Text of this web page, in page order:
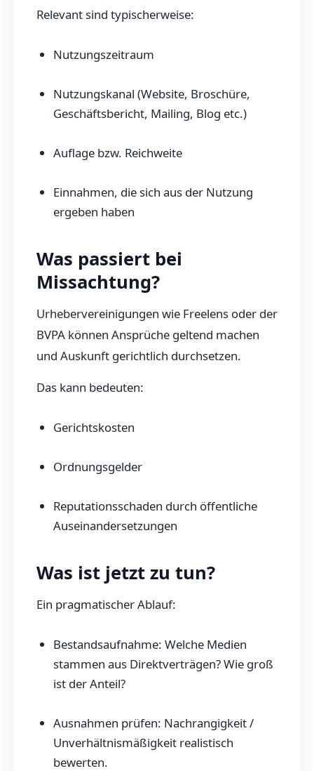
Relevant sind typischerweise:
Nutzungszeitraum
Nutzungskanal (Website, Broschüre,
Geschäftsbericht, Mailing, Blog etc.)
Auflage bzw. Reichweite
Einnahmen, die sich aus der Nutzung
ergeben haben
Was passiert bei
Missachtung?
Urhebervereinigungen wie Freelens oder der
BVPA können Ansprüche geltend machen
und Auskunft gerichtlich durchsetzen.
Das kann bedeuten:
Gerichtskosten
Ordnungsgelder
Reputationsschaden durch öffentliche
Auseinandersetzungen
Was ist jetzt zu tun?
Ein pragmatischer Ablauf:
Bestandsaufnahme: Welche Medien
stammen aus Direktverträgen? Wie groß
ist der Anteil?
Ausnahmen prüfen: Nachrangigkeit /
Unverhältnismäßigkeit realistisch
bewerten.